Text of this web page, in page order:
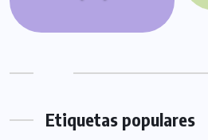
Etiquetas populares